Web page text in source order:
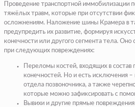
Проведение транспортной иммобилизации
тяжёлых травм, которые при отсутствии
осложнениям. Наложение шины Крамера в
предупредить их развитие, формируя
конечности или другого сегмента тела.
при следующих повреждениях:
Переломы костей, входящих в состав
конечностей. Но и есть исключения
отдела позвоночника, а также
которые можно зафиксировать с
Вывихи и другие прямые